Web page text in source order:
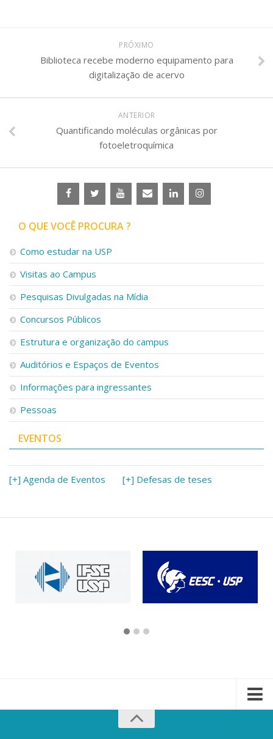
PRÓXIMO
Biblioteca recebe moderno equipamento para
digitalização de acervo
ANTERIOR
Quantificando moléculas orgânicas por
fotoeletroquímica
O QUE VOCÊ PROCURA ?
Como estudar na USP
Visitas ao Campus
Pesquisas Divulgadas na Mídia
Concursos Públicos
Estrutura e organização do campus
Auditórios e Espaços de Eventos
Informações para ingressantes
Pessoas
EVENTOS
[+] Agenda de Eventos [+] Defesas de teses